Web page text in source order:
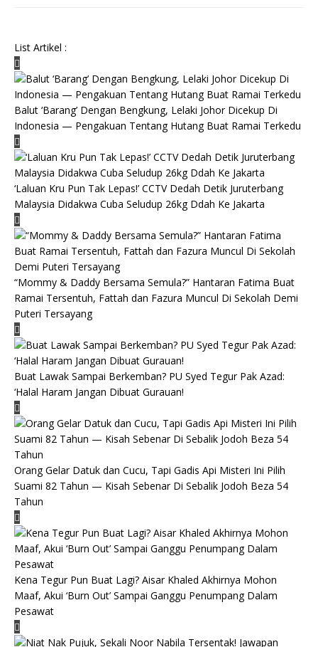
List Artikel :
Balut ‘Barang’ Dengan Bengkung, Lelaki Johor Dicekup Di
Indonesia — Pengakuan Tentang Hutang Buat Ramai Terkedu
‘Laluan Kru Pun Tak Lepas!’ CCTV Dedah Detik Juruterbang
Malaysia Didakwa Cuba Seludup 26kg Ddah Ke Jakarta
“Mommy & Daddy Bersama Semula?” Hantaran Fatima Buat
Ramai Tersentuh, Fattah dan Fazura Muncul Di Sekolah Demi
Puteri Tersayang
Buat Lawak Sampai Berkemban? PU Syed Tegur Pak Azad:
‘Halal Haram Jangan Dibuat Gurauan!
Orang Gelar Datuk dan Cucu, Tapi Gadis Api Misteri Ini Pilih
Suami 82 Tahun — Kisah Sebenar Di Sebalik Jodoh Beza 54
Tahun
Kena Tegur Pun Buat Lagi? Aisar Khaled Akhirnya Mohon
Maaf, Akui ‘Burn Out’ Sampai Ganggu Penumpang Dalam
Pesawat